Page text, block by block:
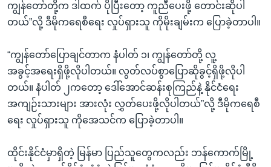
နေရာ
သို့
ရန်
ကျွန်တော်တို့က ဒါထက် ပိုပြီးတော့ ကူညီပေးဖို့ တောင်းဆိုပါ
တယ်”လို့ ဒီမိုကရေစီရေး လှုပ်ရှားသူ ကိုမိုးချမ်းက ပြောခဲ့တာပါ။
“ကျွန်တော်ပြောချင်တာက နံပါတ် ၁၊ ကျွန်တော်တို့ လူ့
အခွင့်အရေးရှိဖို့လိုပါတယ်။ လွတ်လပ်စွာပြောဆိုခွင့်ရှိဖို့လိုပါ
တယ်။ နံပါတ် ၂ကတော့ ဒေါ်အောင်ဆန်းစုကြည်နဲ့ နိုင်ငံရေး
အကျဉ်းသားများ အားလုံး လွှတ်ပေးဖို့လိုပါတယ်”လို့ ဒီမိုကရေစီ
ရေး လှုပ်ရှားသူ ကိုအေသင်က ပြောခဲ့တာပါ။
ထိုင်းနိုင်ငံမှာရှိတဲ့ မြန်မာ ပြည်သူတွေကလည်း ဘန်ကောက်မြို့